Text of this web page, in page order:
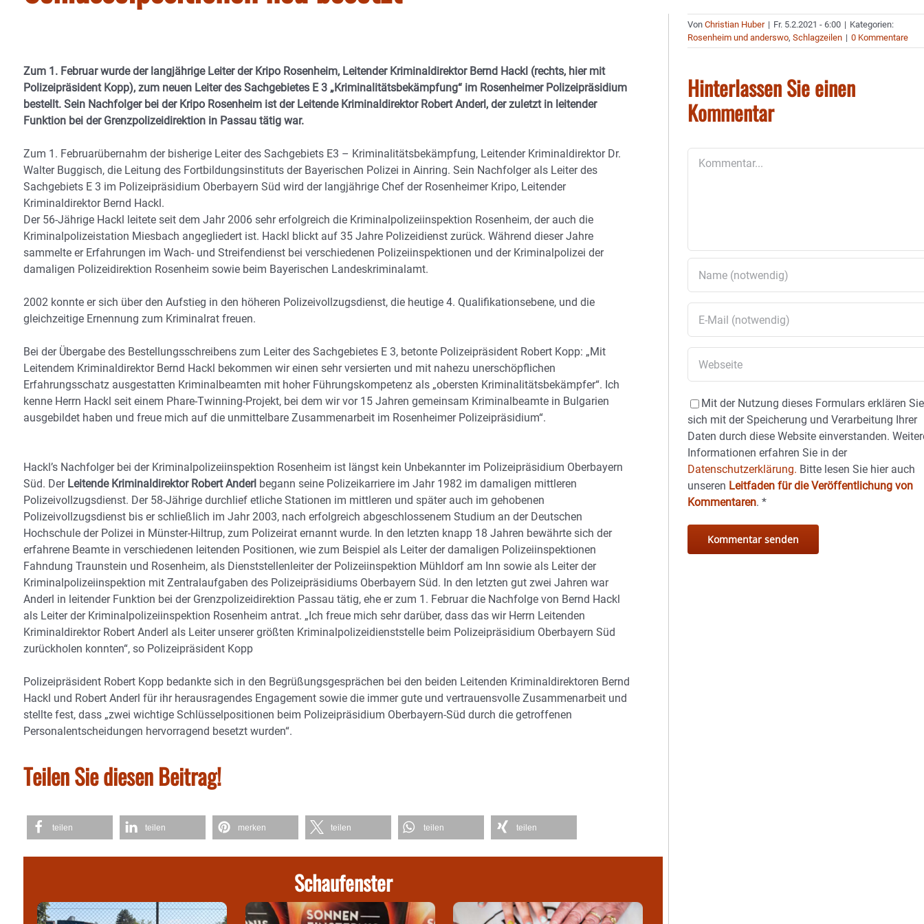
Zum 1. Februar wurde der langjährige Leiter der Kripo Rosenheim, Leitender Kriminaldirektor Bernd Hackl (rechts, hier mit
Polizeipräsident Kopp), zum neuen Leiter des Sachgebietes E 3 „Kriminalitätsbekämpfung“ im Rosenheimer Polizeipräsidium
bestellt. Sein Nachfolger bei der Kripo Rosenheim ist der Leitende Kriminaldirektor Robert Anderl, der zuletzt in leitender
Funktion bei der Grenzpolizeidirektion in Passau tätig war.
Zum 1. Februarübernahm der bisherige Leiter des Sachgebiets E3 – Kriminalitätsbekämpfung, Leitender Kriminaldirektor Dr.
Walter Buggisch, die Leitung des Fortbildungsinstituts der Bayerischen Polizei in Ainring. Sein Nachfolger als Leiter des
Sachgebiets E 3 im Polizeipräsidium Oberbayern Süd wird der langjährige Chef der Rosenheimer Kripo, Leitender
Kriminaldirektor Bernd Hackl.
Der 56-Jährige Hackl leitete seit dem Jahr 2006 sehr erfolgreich die Kriminalpolizeiinspektion Rosenheim, der auch die
Kriminalpolizeistation Miesbach angegliedert ist. Hackl blickt auf 35 Jahre Polizeidienst zurück. Während dieser Jahre
sammelte er Erfahrungen im Wach- und Streifendienst bei verschiedenen Polizeiinspektionen und der Kriminalpolizei der
damaligen Polizeidirektion Rosenheim sowie beim Bayerischen Landeskriminalamt.
2002 konnte er sich über den Aufstieg in den höheren Polizeivollzugsdienst, die heutige 4. Qualifikationsebene, und die
gleichzeitige Ernennung zum Kriminalrat freuen.
Bei der Übergabe des Bestellungsschreibens zum Leiter des Sachgebietes E 3, betonte Polizeipräsident Robert Kopp: „Mit
Leitendem Kriminaldirektor Bernd Hackl bekommen wir einen sehr versierten und mit nahezu unerschöpflichen
Erfahrungsschatz ausgestatten Kriminalbeamten mit hoher Führungskompetenz als „obersten Kriminalitätsbekämpfer“. Ich
kenne Herrn Hackl seit einem Phare-Twinning-Projekt, bei dem wir vor 15 Jahren gemeinsam Kriminalbeamte in Bulgarien
ausgebildet haben und freue mich auf die unmittelbare Zusammenarbeit im Rosenheimer Polizeipräsidium“.
Hackl’s Nachfolger bei der Kriminalpolizeiinspektion Rosenheim ist längst kein Unbekannter im Polizeipräsidium Oberbayern
Süd. Der Leitende Kriminaldirektor Robert Anderl begann seine Polizeikarriere im Jahr 1982 im damaligen mittleren
Polizeivollzugsdienst. Der 58-Jährige durchlief etliche Stationen im mittleren und später auch im gehobenen
Polizeivollzugsdienst bis er schließlich im Jahr 2003, nach erfolgreich abgeschlossenem Studium an der Deutschen
Hochschule der Polizei in Münster-Hiltrup, zum Polizeirat ernannt wurde. In den letzten knapp 18 Jahren bewährte sich der
erfahrene Beamte in verschiedenen leitenden Positionen, wie zum Beispiel als Leiter der damaligen Polizeiinspektionen
Fahndung Traunstein und Rosenheim, als Dienststellenleiter der Polizeiinspektion Mühldorf am Inn sowie als Leiter der
Kriminalpolizeiinspektion mit Zentralaufgaben des Polizeipräsidiums Oberbayern Süd. In den letzten gut zwei Jahren war
Anderl in leitender Funktion bei der Grenzpolizeidirektion Passau tätig, ehe er zum 1. Februar die Nachfolge von Bernd Hackl
als Leiter der Kriminalpolizeiinspektion Rosenheim antrat. „Ich freue mich sehr darüber, dass das wir Herrn Leitenden
Kriminaldirektor Robert Anderl als Leiter unserer größten Kriminalpolizeidienststelle beim Polizeipräsidium Oberbayern Süd
zurückholen konnten“, so Polizeipräsident Kopp
Polizeipräsident Robert Kopp bedankte sich in den Begrüßungsgesprächen bei den beiden Leitenden Kriminaldirektoren Bernd
Hackl und Robert Anderl für ihr herausragendes Engagement sowie die immer gute und vertrauensvolle Zusammenarbeit und
stellte fest, dass „zwei wichtige Schlüsselpositionen beim Polizeipräsidium Oberbayern-Süd durch die getroffenen
Personalentscheidungen hervorragend besetzt wurden“.
Teilen Sie diesen Beitrag!
teilen teilen merken teilen teilen teilen
Schaufenster
VonChristian Huber | Fr. 5.2.2021 - 6:00 | Kategorien:
Rosenheim und anderswo,Schlagzeilen | 0 Kommentare
Hinterlassen Sie einen
Kommentar
Mit der Nutzung dieses Formulars erklären Sie
sich mit der Speicherung und Verarbeitung Ihrer
Daten durch diese Website einverstanden.
Informationen erfahren Sie in der
Datenschutzerklärung. Bitte lesen Sie hier auch
unseren Leitfaden für die Veröffentlichung von
Kommentaren.*